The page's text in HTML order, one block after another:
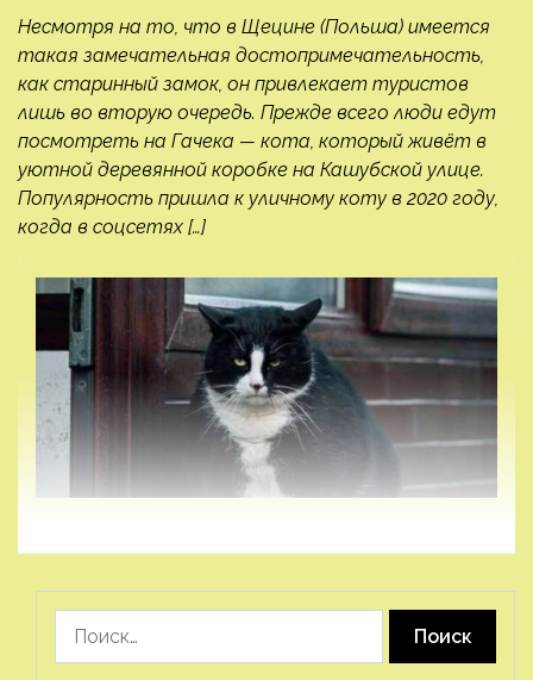
Несмотря на то, что в Щецине (Польша) имеется
такая замечательная достопримечательность,
как старинный замок, он привлекает туристов
лишь во вторую очередь. Прежде всего люди едут
посмотреть на Гачека — кота, который живёт в
уютной деревянной коробке на Кашубской улице.
Популярность пришла к уличному коту в 2020 году,
когда в соцсетях […]